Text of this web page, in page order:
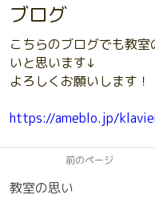
ブログ
こちらのブログでも教
いと思います↓
よろしくお願いします！
https://ameblo.jp/
前のページ
教室の思い